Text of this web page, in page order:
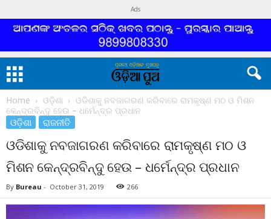
Ads
Home ଓଡ଼ିଶା
ଓଡିଶାକୁ ନବଜାଗରଣ କରିବାରେ ରାମକୃଷ୍ଣ ମଠ ଓ ମିଶନ
କେନ୍ଦ୍ରବିନ୍ଦୁ ହେଉ – ଧର୍ମେନ୍ଦ୍ର ପ୍ରଧାନ
ଓଡ଼ିଶା ରାଜନୀତି
ଓଡିଶାକୁ ନବଜାଗରଣ କରିବାରେ ରାମକୃଷ୍ଣ ମଠ ଓ
ମିଶନ କେନ୍ଦ୍ରବିନ୍ଦୁ ହେଉ – ଧର୍ମେନ୍ଦ୍ର ପ୍ରଧାନ
By Bureau - October 31, 2019 266